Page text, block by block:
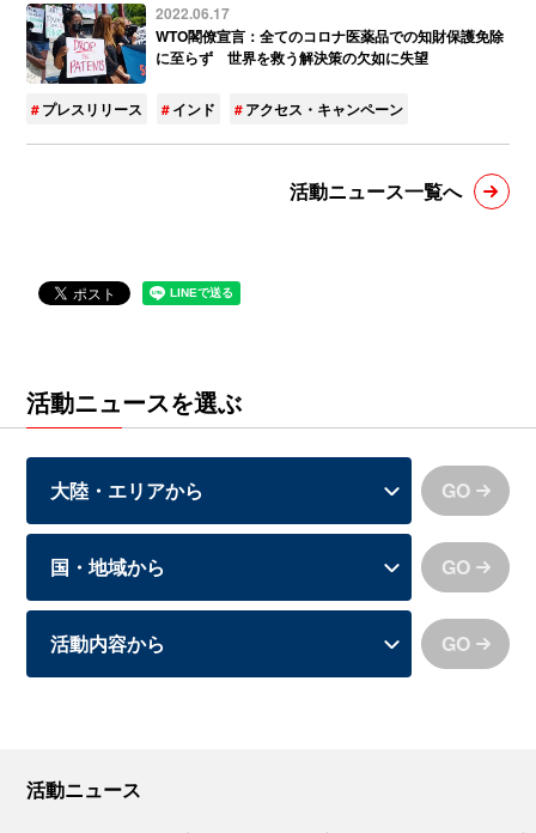
2022.06.17
WTO閣僚宣言：全てのコロナ医薬品での知財保護免除
に至らず 世界を救う解決策の欠如に失望
プレスリリース インド アクセス・キャンペーン
活動ニュース一覧へ
活動ニュースを選ぶ
GO
GO
GO
活動ニュース